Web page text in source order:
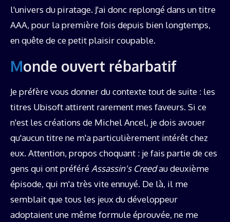
l'univers du piratage. J'ai donc replongé dans un titre
AAA, pour la première fois depuis bien longtemps,
en quête de ce petit plaisir coupable.
Monde ouvert rébarbatif
Je préfère vous donner du contexte tout de suite : les
titres Ubisoft attirent rarement mes faveurs. Si ce
n'est les créations de Michel Ancel, je dois avouer
qu'aucun titre ne m'a particulièrement intérêt chez
eux. Attention, propos choquant : je fais partie de ces
gens qui ont préféré Assassin's Creedau deuxième
épisode, qui m'a très vite ennuyé. De là, il me
semblait que tous les jeux du développeur
adoptaient une même formule éprouvée, ne me